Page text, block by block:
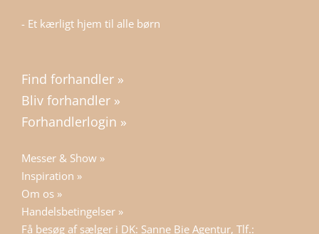
- Et kærligt hjem til alle børn
Find forhandler »
Bliv forhandler »
Forhandlerlogin »
Messer & Show »
Inspiration »
Om os »
Handelsbetingelser »
Få besøg af sælger i DK: Sanne Bie Agentur, Tlf.: